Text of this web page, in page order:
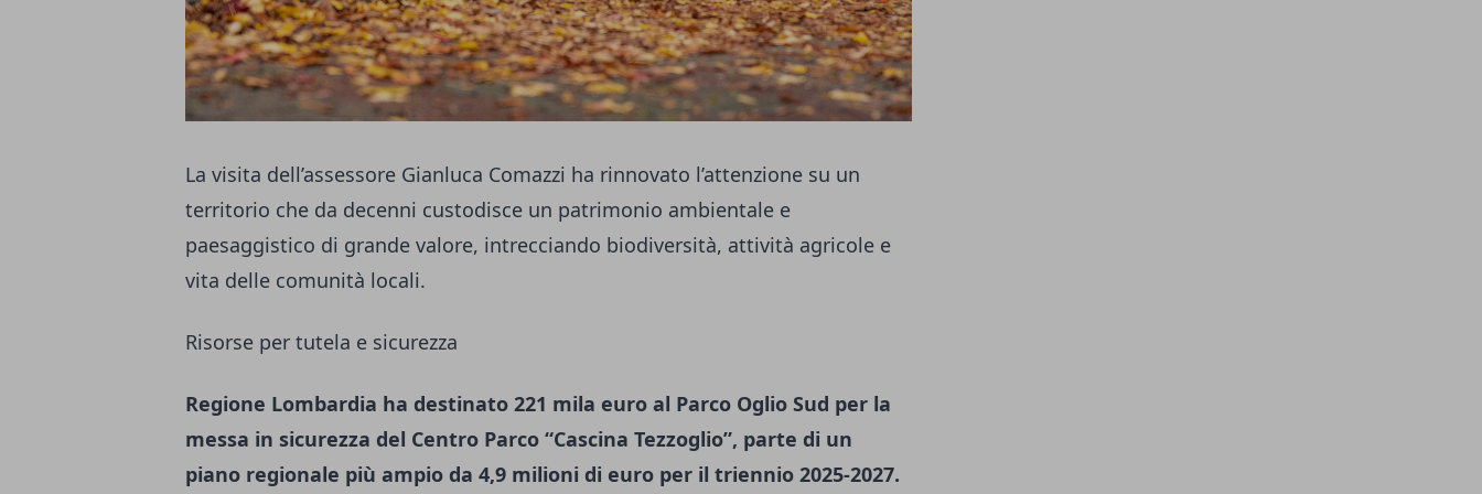
La visita dell’assessore Gianluca Comazzi ha rinnovato l’attenzione su un
territorio che da decenni custodisce un patrimonio ambientale e
paesaggistico di grande valore, intrecciando biodiversità, attività agricole e
vita delle comunità locali.
Risorse per tutela e sicurezza
Regione Lombardia ha destinato 221 mila euro al Parco Oglio Sud per la
messa in sicurezza del Centro Parco “Cascina Tezzoglio”, parte di un
piano regionale più ampio da 4,9 milioni di euro per il triennio 2025-2027.